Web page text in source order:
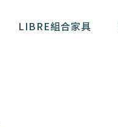
LIBRE組合家具